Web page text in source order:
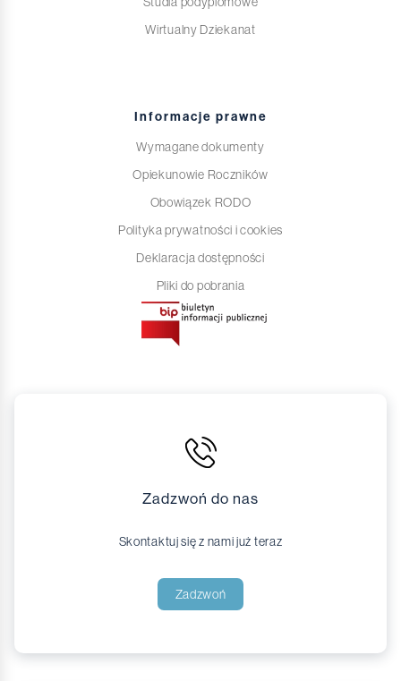
Wirtualny Dziekanat
Informacje prawne
Wymagane dokumenty
Opiekunowie Roczników
Obowiązek RODO
Polityka prywatności i cookies
Deklaracja dostępności
Pliki do pobrania
Zadzwoń do nas
Skontaktuj się z nami już teraz
Zadzwoń